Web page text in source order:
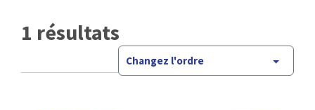
1 résultats
Changez l'ordre